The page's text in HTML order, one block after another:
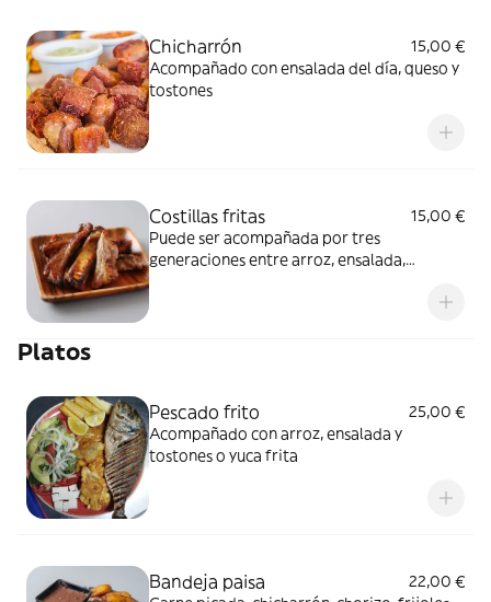
Chicharrón
15,00 €
Acompañado con ensalada del día, queso y
tostones
Costillas fritas
15,00 €
Puede ser acompañada por tres
generaciones entre arroz, ensalada,
Platos
Pescado frito
25,00 €
Acompañado con arroz, ensalada y
tostones o yuca frita
Bandeja paisa
22,00 €